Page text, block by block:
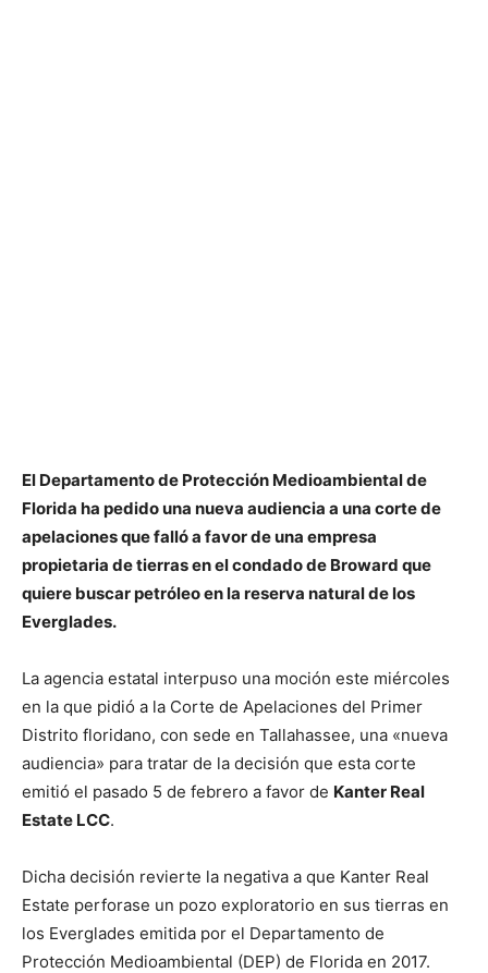
El Departamento de Protección Medioambiental de
Florida ha pedido una nueva audiencia a una corte de
apelaciones que falló a favor de una empresa
propietaria de tierras en el condado de Broward que
quiere buscar petróleo en la reserva natural de los
Everglades.
La agencia estatal interpuso una moción este miércoles
en la que pidió a la Corte de Apelaciones del Primer
Distrito floridano, con sede en Tallahassee, una «nueva
audiencia» para tratar de la decisión que esta corte
emitió el pasado 5 de febrero a favor de Kanter Real
Estate LCC.
Dicha decisión revierte la negativa a que Kanter Real
Estate perforase un pozo exploratorio en sus tierras en
los Everglades emitida por el Departamento de
Protección Medioambiental (DEP) de Florida en 2017.